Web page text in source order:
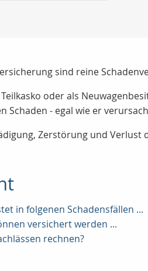
sind reine
oder als
Schaden - egal wie er
Zerstörung und
in folgenen Schadensfällen ...
versichert werden ...
rechnen?